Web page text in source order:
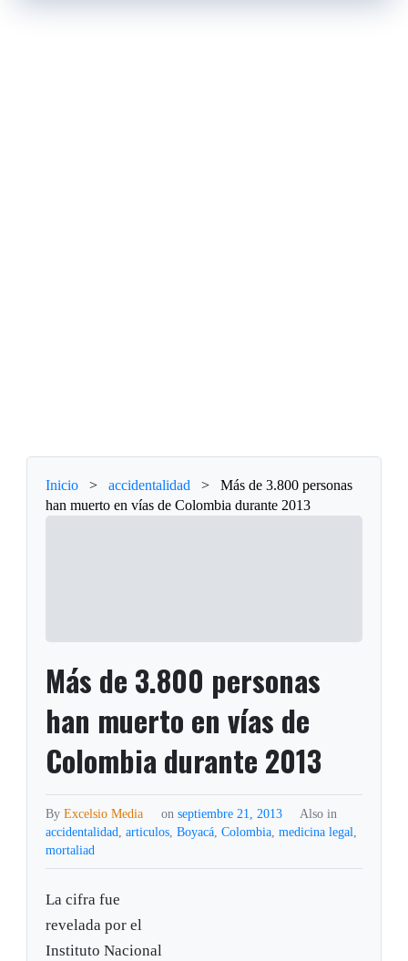
Inicio > accidentalidad >
Más de 3.800 personas
han muerto en vías de Colombia durante 2013
Más de 3.800 personas
han muerto en vías de
Colombia durante 2013
ByExcelsio Media on septiembre 21, 2013
Also in
accidentalidad,articulos,Boyacá,Colombia,medicina legal,
mortaliad
La cifra fue
revelada por el
Instituto Nacional